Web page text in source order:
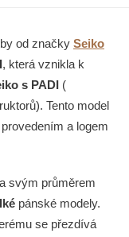
od značky Seiko
, která vznikla k
s PADI (
Tento model
a logem
svým průměrem
pánské modely.
se přezdívá